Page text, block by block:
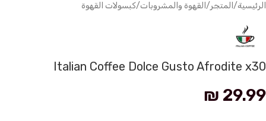
الرئيسية/ المتجر/ القهوة والمشروبات/كبسولات القهوة
Italian Coffee Dolce Gusto Afrodite x30
₪ 29.99